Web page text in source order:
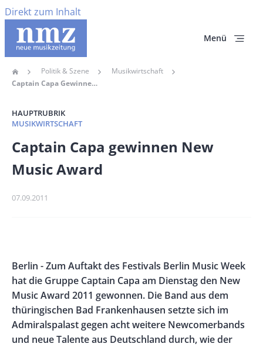
Direkt zum Inhalt
Menü
Pfadnavigation
Home Politik & Szene
Musikwirtschaft
Captain Capa Gewinnen New Music Award
HAUPTRUBRIK
MUSIKWIRTSCHAFT
Banner
Size
Captain Capa gewinnen New
Music Award
Publikationsdatum
07.09.2011
Left
Rectangle
Right
Body
Berlin - Zum Auftakt des Festivals Berlin Music Week
hat die Gruppe Captain Capa am Dienstag den New
Music Award 2011 gewonnen. Die Band aus dem
thüringischen Bad Frankenhausen setzte sich im
Admiralspalast gegen acht weitere Newcomerbands
und neue Talente aus Deutschland durch, wie der